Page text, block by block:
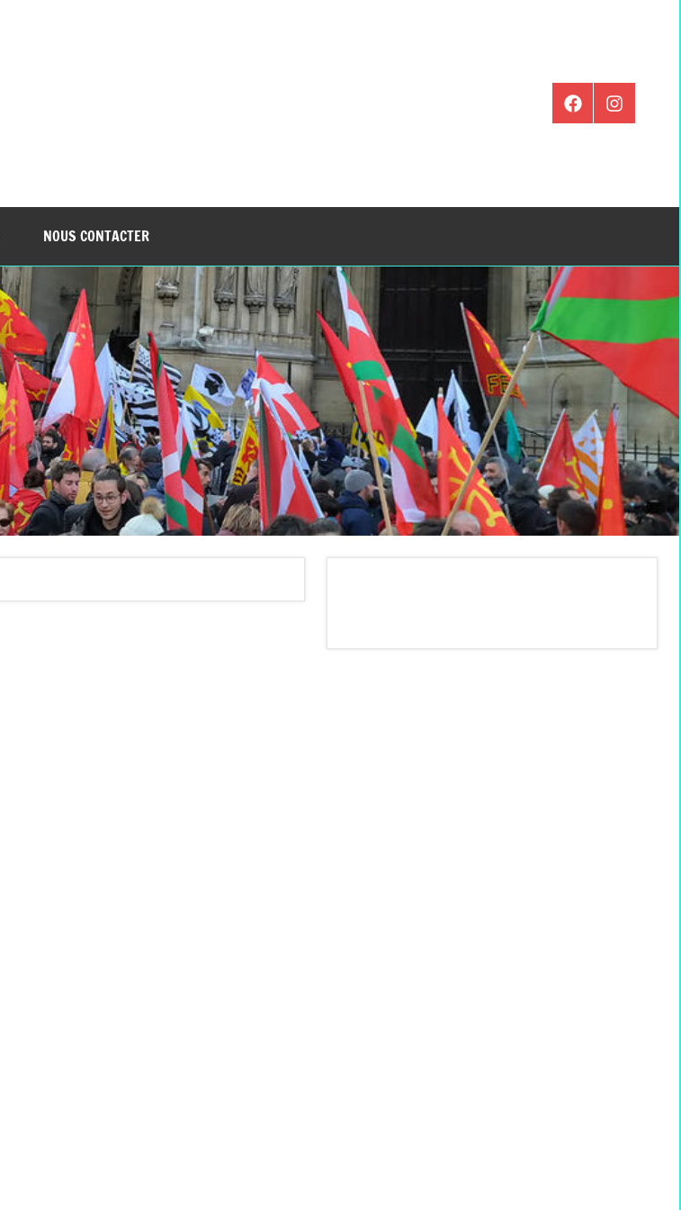
ÉlémentInstagram
NOUS CONTACTER